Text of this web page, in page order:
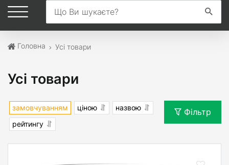
Головна Усі товари
Усі товари
замовчуванням ціною
назвою
рейтингу
Фільтр